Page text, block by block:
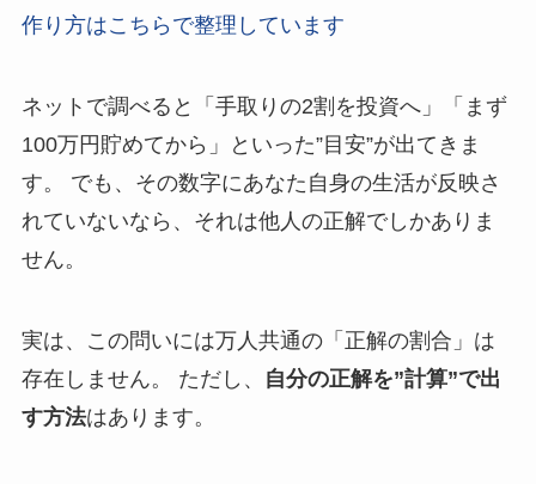
作り方はこちらで整理しています
ネットで調べると「手取りの2割を投資へ」「まず
100万円貯めてから」といった”目安”が出てきま
す。 でも、その数字にあなた自身の生活が反映さ
れていないなら、それは他人の正解でしかありま
せん。
実は、この問いには万人共通の「正解の割合」は
存在しません。 ただし、
自分の正解を”計算”で出
す方法はあります。